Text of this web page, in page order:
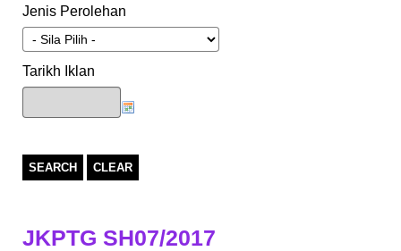
Jenis Perolehan
Tarikh Iklan
SEARCH CLEAR
JKPTG SH07/2017